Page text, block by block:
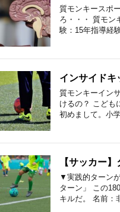
質モンキースポ
ろ・・・ 質モン
験：15年指導経
インサイドキ
質モンキーイン
けるの？ こども
初めまして。小
【サッカー
▼実践的ターン
ターン」 この
キルだ。 名前：